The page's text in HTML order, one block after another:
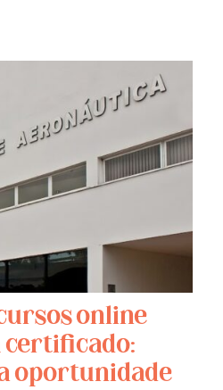
online
certificado:
oportunidade